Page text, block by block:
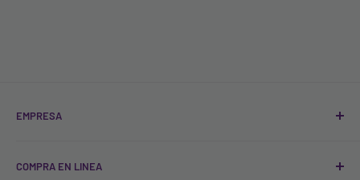
EMPRESA
Sucursales
COMPRA EN LINEA